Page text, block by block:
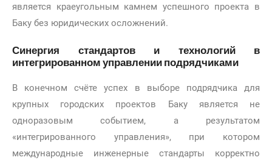
является краеугольным камнем успешного проекта в
Баку без юридических осложнений.
Синергия стандартов и технологий в
интегрированном управлении подрядчиками
В конечном счёте успех в выборе подрядчика для
крупных городских проектов Баку является не
одноразовым событием, а результатом
«интегрированного управления», при котором
международные инженерные стандарты корректно